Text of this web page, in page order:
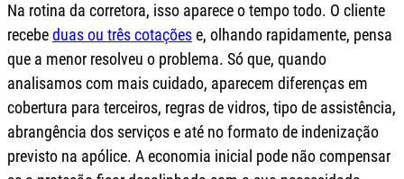
Na rotina da corretora, isso aparece o tempo todo. O cliente
recebeduas ou três cotaçõese, olhando rapidamente, pensa
que a menor resolveu o problema. Só que, quando
analisamos com mais cuidado, aparecem diferenças em
cobertura para terceiros, regras de vidros, tipo de assistência,
abrangência dos serviços e até no formato de indenização
previsto na apólice. A economia inicial pode não compensar